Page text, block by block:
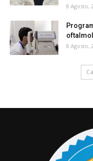
8 Agosto,
8 Agosto,